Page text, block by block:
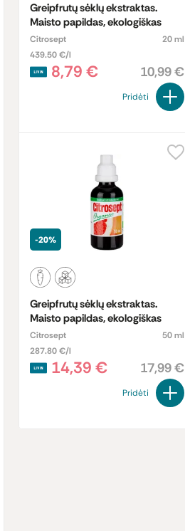
Greipfrutų sėklų ekstraktas.
Maisto papildas, ekologiškas
Citrosept
20 ml
439.50 €/l
8,79 € 10,99 €
Pridėti
-20%
Greipfrutų sėklų ekstraktas.
Maisto papildas, ekologiškas
Citrosept
50 ml
287.80 €/l
14,39 € 17,99 €
Pridėti